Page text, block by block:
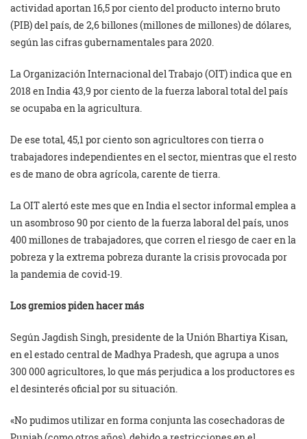
actividad aportan 16,5 por ciento del producto interno bruto
(PIB) del país, de 2,6 billones (millones de millones) de dólares,
según las cifras gubernamentales para 2020.
La Organización Internacional del Trabajo (OIT) indica que en
2018 en India 43,9 por ciento de la fuerza laboral total del país
se ocupaba en la agricultura.
De ese total, 45,1 por ciento son agricultores con tierra o
trabajadores independientes en el sector, mientras que el resto
es de mano de obra agrícola, carente de tierra.
La OIT alertó este mes que en India el sector informal emplea a
un asombroso 90 por ciento de la fuerza laboral del país, unos
400 millones de trabajadores, que corren el riesgo de caer en la
pobreza y la extrema pobreza durante la crisis provocada por
la pandemia de covid-19.
Los gremios piden hacer más
Según Jagdish Singh, presidente de la Unión Bhartiya Kisan,
en el estado central de Madhya Pradesh, que agrupa a unos
300 000 agricultores, lo que más perjudica a los productores es
el desinterés oficial por su situación.
«No pudimos utilizar en forma conjunta las cosechadoras de